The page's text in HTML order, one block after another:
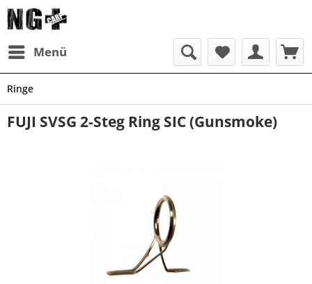
Menü
Ringe
FUJI SVSG 2-Steg Ring SIC (Gunsmoke)